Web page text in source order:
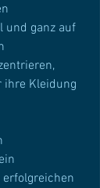
und ganz auf
ihre Kleidung